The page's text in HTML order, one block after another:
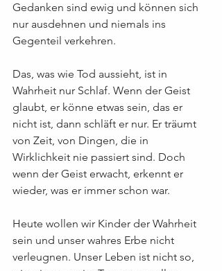
Gedanken sind ewig und können sich
nur ausdehnen und niemals ins
Gegenteil verkehren.
Das, was wie Tod aussieht, ist in
Wahrheit nur Schlaf. Wenn der Geist
glaubt, er könne etwas sein, das er
nicht ist, dann schläft er nur. Er träumt
von Zeit, von Dingen, die in
Wirklichkeit nie passiert sind. Doch
wenn der Geist erwacht, erkennt er
wieder, was er immer schon war.
Heute wollen wir Kinder der Wahrheit
sein und unser wahres Erbe nicht
verleugnen. Unser Leben ist nicht so,